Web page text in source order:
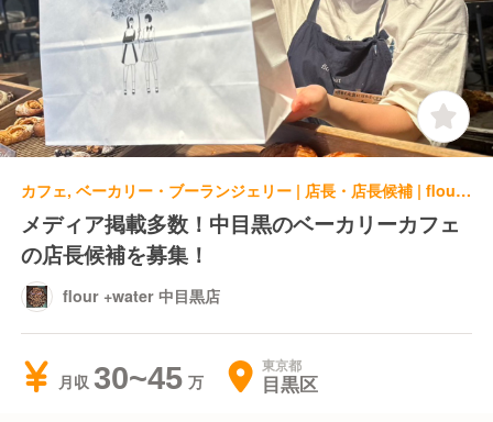
カフェ, ベーカリー・ブーランジェリー | 店長・店長候補 | flour +water 中目黒店
メディア掲載多数！中目黒のベーカリーカフェ
の店長候補を募集！
flour +water 中目黒店
月収 30~45 東京都
目黒区